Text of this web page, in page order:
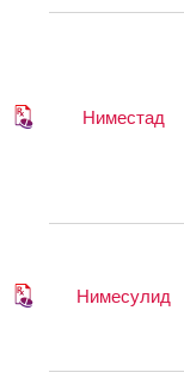
Ниместад
Нимесулид